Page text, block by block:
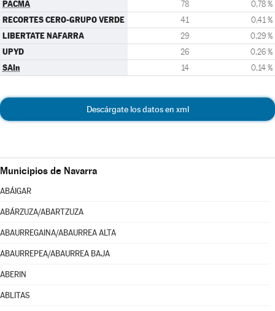
PACMA 78 0,78 %
RECORTES CERO-GRUPO VERDE 41 0,41 %
LIBERTATE NAFARRA 29 0,29 %
UPYD 26 0,26 %
SAIn 14 0,14 %
Descárgate los datos en xml
Municipios de Navarra
ABÁIGAR
ABÁRZUZA/ABARTZUZA
ABAURREGAINA/ABAURREA ALTA
ABAURREPEA/ABAURREA BAJA
ABERIN
ABLITAS